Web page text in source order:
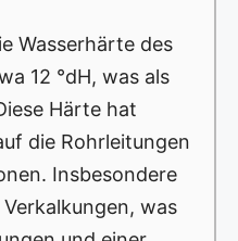
Wasserhärte des
12 °dH, was als
Härte hat
die Rohrleitungen
Insbesondere
was